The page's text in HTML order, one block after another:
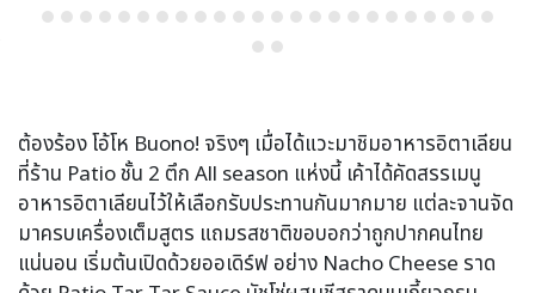
ต้องร้อง โอ้โห Buono! จริงๆ เมื่อได้แวะมาชิมอาหารอิตาเลียน
ที่ร้าน Patio ชั้น 2 ตึก All season แห่งนี้ เค้าได้คัดสรรเมนู
อาหารอิตาเลียนไว้ให้เลือกรับประทานกันมากมาย แต่ละจานจัด
มาครบเครื่องเต็มสูตร แถมรสชาติขอบอกว่าถูกปากคนไทย
แน่นอน เริ่มต้นเปิดด้วยออเดิร์ฟ อย่าง Nacho Cheese ราด